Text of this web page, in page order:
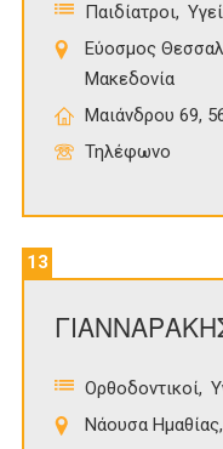
Παιδίατροι
Εύοσμος
Μακεδονία
Μαιάνδρου 69,
Τηλέφωνο
13
Ορθοδοντικοί
Νάουσα Ημαθίας